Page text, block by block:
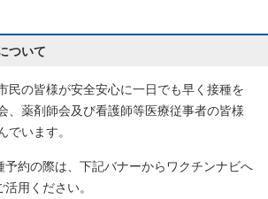
ついて
民の皆様が安全安心に一日でも早く接種を
、薬剤師会及び看護師等医療従事者の皆様
でいます。
予約の際は、下記バナーからワクチンナビへ
用ください。